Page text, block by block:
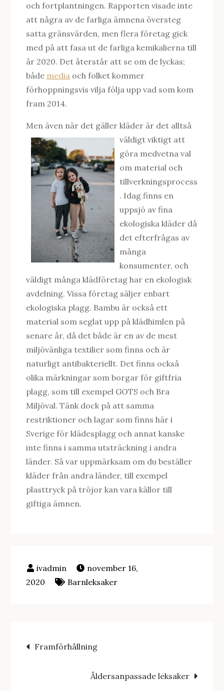
och fortplantningen. Rapporten visade inte
att några av de farliga ämnena översteg
satta gränsvärden, men flera företag gick
med på att fasa ut de farliga kemikalierna till
år 2020. Det återstår att se om de lyckas;
både media och folket kommer
förhoppningsvis vilja följa upp vad som kom
fram 2014.
Men även när det gäller kläder är det alltså
väldigt viktigt att
göra medvetna val
om material och
tillverkningsprocess
. Idag finns en
uppsjö av fina
ekologiska kläder då
det efterfrågas av
många
konsumenter, och
väldigt många klädföretag har en ekologisk
avdelning. Vissa företag säljer enbart
ekologiska plagg. Bambu är också ett
material som seglat upp på klädhimlen på
senare år, då det både är en av de mest
miljövänliga textilier som finns och är
naturligt antibakteriellt. Det finns också
olika märkningar som borgar för giftfria
plagg, som till exempel GOTS och Bra
Miljöval. Tänk dock på att samma
restriktioner och lagar som finns här i
Sverige för klädesplagg och annat kanske
inte finns i samma utsträckning i andra
länder. Så var uppmärksam om du beställer
kläder från andra länder, till exempel
plasttryck på tröjor kan vara källor till
giftiga ämnen.
november 16,
2020
Barnleksaker
Inläggsnavigering
Framförhållning
Åldersanpassade leksaker